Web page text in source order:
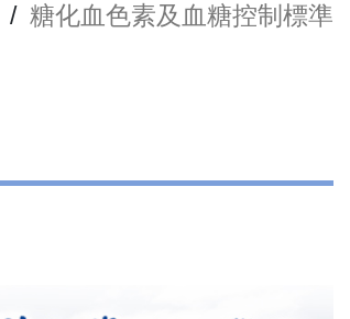
/ 糖化血色素及血糖控制標準